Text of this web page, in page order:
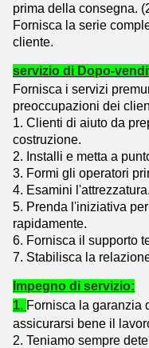
prima della consegna. (
Fornisca la serie
cliente.
servizio di Dopo-
Fornisca i servizi
preoccupazioni dei
1. Clienti di aiuto da
costruzione.
2. Installi e metta a
3. Formi gli operatori
4. Esamini l'attrezzatura.
5. Prenda l'iniziativa
rapidamente.
6. Fornisca il supporto
7. Stabilisca la
Impegno di servizio:
1. Fornisca la garanzia
assicurarsi bene il
2. Teniamo sempre